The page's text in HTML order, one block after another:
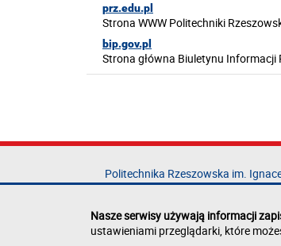
prz.edu.pl
Strona WWW Politechniki
bip.gov.pl
Strona główna Biuletynu Informacji
Politechnika Rzeszowska im.
al. Powstańców Warszawy 12
Nasze serwisy używają informacji
ustawieniami przeglądarki, które